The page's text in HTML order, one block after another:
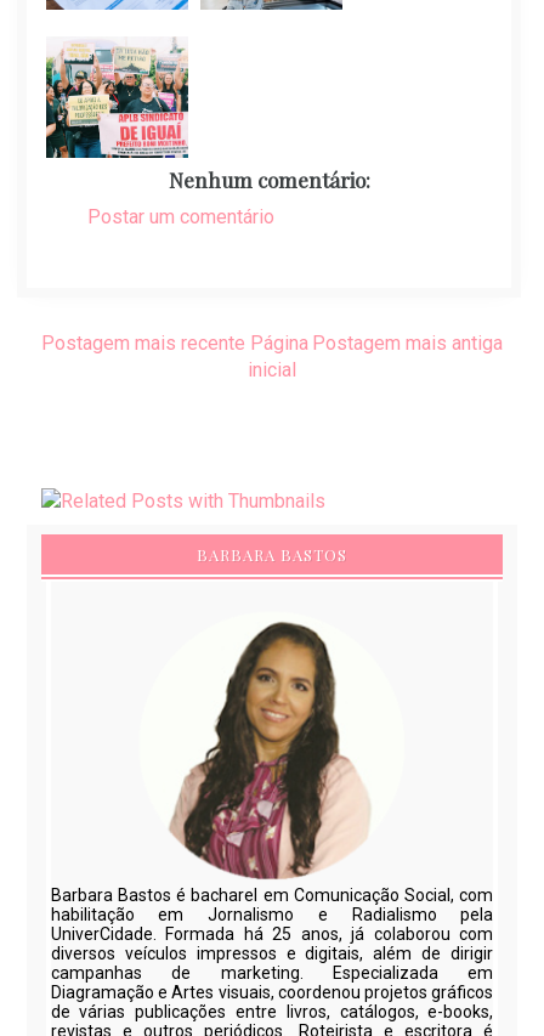
Nenhum comentário:
Postar um comentário
Postagem mais recente Postagem mais antiga
Página
inicial
BARBARA BASTOS
Barbara Bastos é bacharel em Comunicação Social, com
habilitação em Jornalismo e Radialismo pela
UniverCidade. Formada há 25 anos, já colaborou com
diversos veículos impressos e digitais, além de dirigir
campanhas de marketing. Especializada em
Diagramação e Artes visuais, coordenou projetos gráficos
de várias publicações entre livros, catálogos, e-books,
revistas e outros periódicos. Roteirista e escritora é